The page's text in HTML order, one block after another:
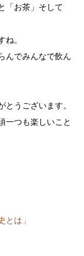
「お茶」そして
ね。
んでみんなで飲ん
うございます。
一つも楽しいこと
とは」